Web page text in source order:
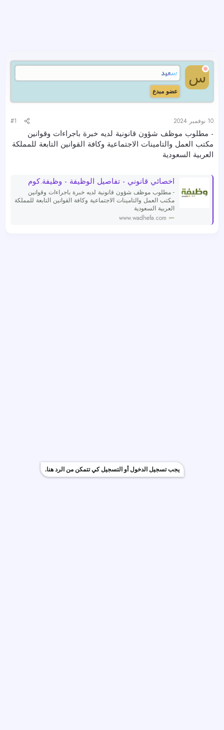
س سعيد
عضو مبدع
10 نوفمبر 2024 #1
- مطلوب موظف شؤون قانونية لديه خبرة باجراءات وقوانين
مكتب العمل والتامينات الاجتماعية وكافة القوانين التابعة للمملكة
العربية السعودية
اخصائي قانوني - تفاصيل الوظيفة - وظيفة.كوم
- مطلوب موظف شؤون قانونية لديه خبرة باجراءات وقوانين
مكتب العمل والتامينات الاجتماعية وكافة القوانين التابعة للمملكة
العربية السعودية
www.wadhefa.com
يجب تسجيل الدخول أو التسجيل كي تتمكن من الرد هنا.